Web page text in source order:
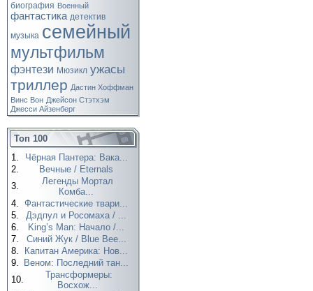
биография Военный
фантастика детектив
музыка семейный
мультфильм
фэнтези Мюзикл ужасы
триллер Дастин Хоффман
Винс Вон Джейсон Стэтхэм
Джесси Айзенберг
Топ 100
1.
Чёрная Пантера: Вака...
2.
Вечные / Eternals
3.
Легенды Мортал
Комба...
4. Фантастические твари...
5.
Дэдпул и Росомаха / ...
6.
King’s Man: Начало /...
7.
Синий Жук / Blue Bee...
8.
Капитан Америка: Нов...
9.
Веном: Последний тан...
10.
Трансформеры:
Восхож...